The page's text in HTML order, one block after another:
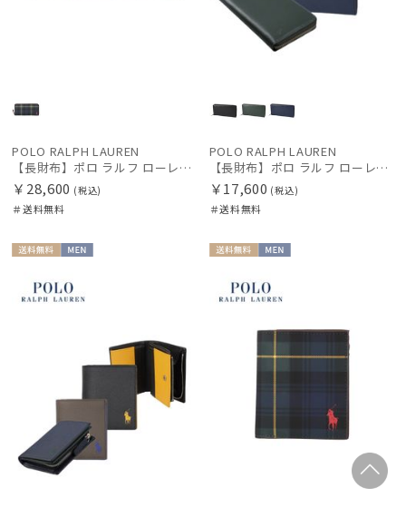
POLO RALPH LAUREN
【長財布】ポロ ラルフ ローレン (POLO RALPH LAUREN) ゴードンプリント ラウンドジップ ロングウォレット
￥28,600 (税込)
＃送料無料
POLO RALPH LAUREN
【長財布】ポロ ラルフ ローレン (POLO RALPH LAUREN) エンボスレザー ジップ アラウンド ロングウォレット
￥17,600 (税込)
＃送料無料